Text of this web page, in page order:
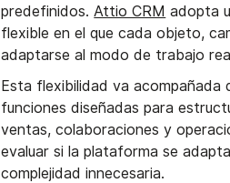
predefinidos. Attio CRM adopta
flexible en el que cada objeto,
adaptarse al modo de trabajo
Esta flexibilidad va acompañada
funciones diseñadas para
ventas, colaboraciones y
evaluar si la plataforma se
complejidad innecesaria.